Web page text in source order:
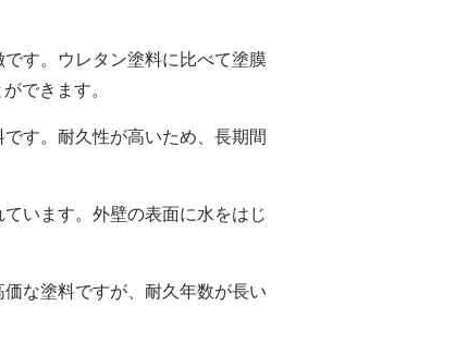
す。ウレタン塗料に比べて塗膜
できます。
す。耐久性が高いため、長期間
います。外壁の表面に水をはじ
な塗料ですが、耐久年数が長い